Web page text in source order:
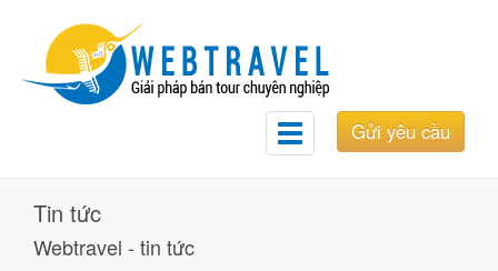
Gửi yêu cầu
Toggle
navigation
Tin tức
Webtravel - tin tức